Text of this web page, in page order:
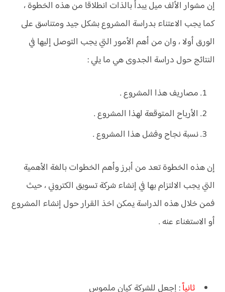
إن مشوار الألف ميل يبدأ بالذات انطلاقا من هذه الخطوة ،
كما يجب الاعتناء بدراسة المشروع بشكل جيد ومتناسق على
الورق أولا ، وان من أهم الأمور التي يجب التوصل إليها في
النتائج حول دراسة الجدوى هي ما يلي :
مصاريف هذا المشروع .
الأرباح المتوقعة لهذا المشروع .
نسبة نجاح وفشل هذا المشروع .
إن هذه الخطوة تعد من أبرز وأهم الخطوات بالغة الأهمية
التي يجب الالتزام بها في إنشاء شركة تسويق الكتروني ، حيث
فمن خلال هذه الدراسة يمكن اخذ القرار حول إنشاء المشروع
أو الاستغناء عنه .
ثانياً: إجعل للشركة كيان ملموس